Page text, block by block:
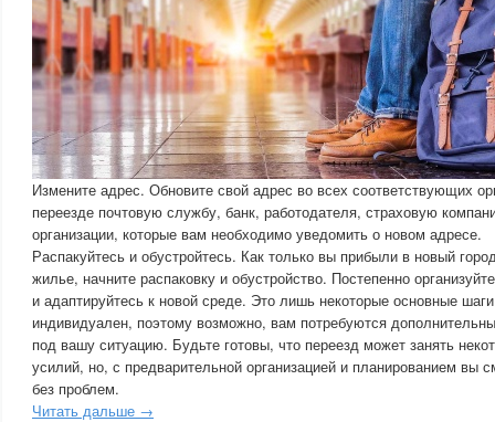
Измените адрес. Обновите свой адрес во всех соответствующих
переезде почтовую службу, банк, работодателя, страховую
организации, которые вам необходимо уведомить о новом адресе.
Распакуйтесь и обустройтесь. Как только вы прибыли в новый
жилье, начните распаковку и обустройство. Постепенно
и адаптируйтесь к новой среде. Это лишь некоторые основные
индивидуален, поэтому возможно, вам потребуются
под вашу ситуацию. Будьте готовы, что переезд может занять
усилий, но, с предварительной организацией и планированием вы
без проблем.
Читать дальше →